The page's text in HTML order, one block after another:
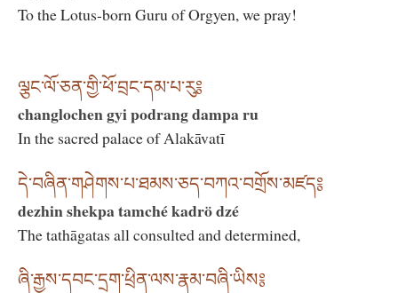
To the Lotus-born Guru of Orgyen, we pray!
ལྕང་ལོ་ཅན་གྱི་ཕོ་བྲང་དམ་པ་རུ༔
changlochen gyi podrang dampa ru
In the sacred palace of Alakāvatī
དེ་བཞིན་གཤེགས་པ་ཐམས་ཅད་བཀའ་བགྲོས་མཛད༔
dezhin shekpa tamché kadrö dzé
The tathāgatas all consulted and determined,
ཞི་རྒྱས་དབང་དྲག་ཕྲིན་ལས་རྣམ་བཞི་ཡིས༔